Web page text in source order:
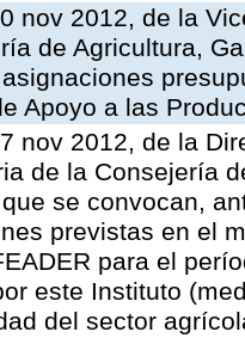
nov 2012, de la
de Agricultura,
Apoyo a las
nov 2012, de la
de la Consejería
se convocan,
previstas en el
para el
este Instituto
del sector